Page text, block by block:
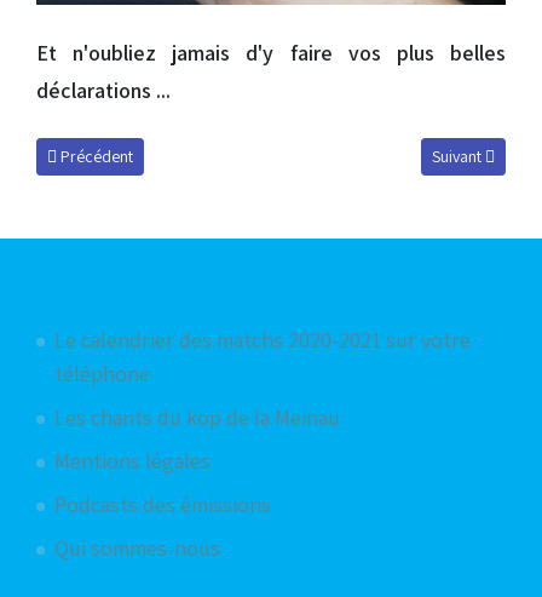
Et n'oubliez jamais d'y faire vos plus belles
déclarations ...
Article précédent : Quiz spécial : « Les internationaux au Racing » !
Précédent Article suivant
Suivant
Le calendrier des matchs 2020-2021 sur votre
téléphone
Les chants du kop de la Meinau
Mentions légales
Podcasts des émissions
Qui sommes-nous